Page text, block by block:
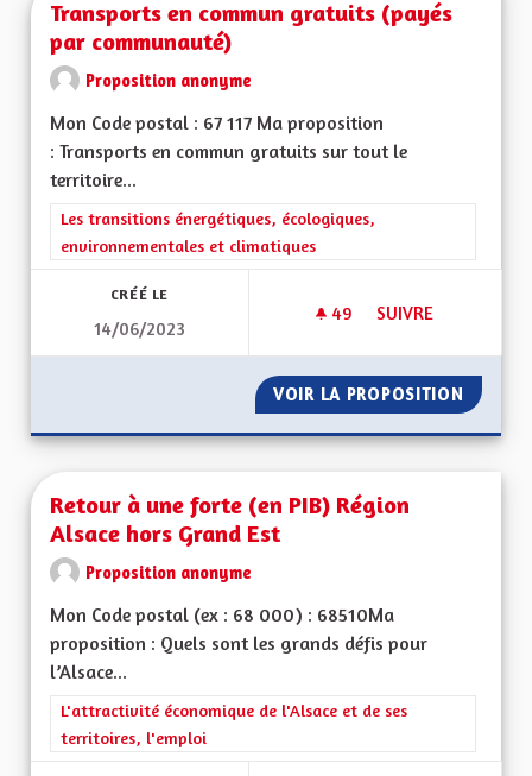
Transports en commun gratuits (payés
par communauté)
Proposition anonyme
Mon Code postal : 67 117 Ma proposition
: Transports en commun gratuits sur tout le
territoire...
Filtrer les résultats de la catégorie : Les transitions
Les transitions énergétiques, écologiques,
environnementales et climatiques
CRÉÉ LE
14/06/2023
49 49 ABONNÉS
SUIVRE
VOIR LA PROPOSITION
Retour à une forte (en PIB) Région
Alsace hors Grand Est
Proposition anonyme
Mon Code postal (ex : 68 000) : 68510Ma
proposition : Quels sont les grands défis pour
l’Alsace...
Filtrer les résultats de la catégorie : L'attractivité
L'attractivité économique de l'Alsace et de ses
territoires, l'emploi